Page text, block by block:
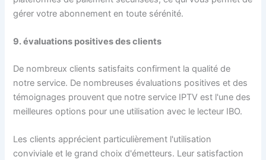
gérer votre abonnement en toute sérénité.
9. évaluations positives des clients
De nombreux clients satisfaits confirment la qualité de
notre service. De nombreuses évaluations positives et des
témoignages prouvent que notre service IPTV est l'une des
meilleures options pour une utilisation avec le lecteur IBO.
Les clients apprécient particulièrement l'utilisation
conviviale et le grand choix d'émetteurs. Leur satisfaction